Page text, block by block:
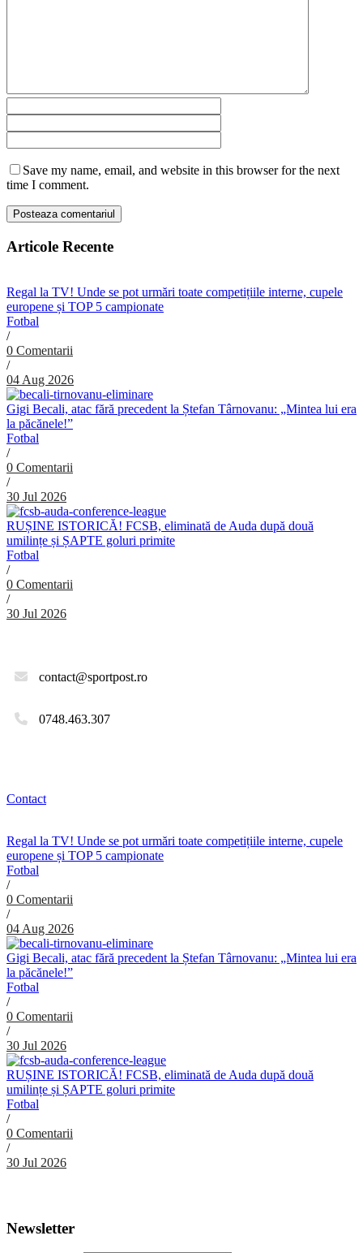
Save my name, email, and website in this browser for the next
time I comment.
Articole Recente
Regal la TV! Unde se pot urmări toate competițiile interne, cupele
europene și TOP 5 campionate
Fotbal
/
0 Comentarii
/
04 Aug 2026
Gigi Becali, atac fără precedent la Ștefan Târnovanu: „Mintea lui era
la păcănele!”
Fotbal
/
0 Comentarii
/
30 Jul 2026
RUȘINE ISTORICĂ! FCSB, eliminată de Auda după două
umilințe și ȘAPTE goluri primite
Fotbal
/
0 Comentarii
/
30 Jul 2026
contact@sportpost.ro
0748.463.307
Contact
Regal la TV! Unde se pot urmări toate competițiile interne, cupele
europene și TOP 5 campionate
Fotbal
/
0 Comentarii
/
04 Aug 2026
Gigi Becali, atac fără precedent la Ștefan Târnovanu: „Mintea lui era
la păcănele!”
Fotbal
/
0 Comentarii
/
30 Jul 2026
RUȘINE ISTORICĂ! FCSB, eliminată de Auda după două
umilințe și ȘAPTE goluri primite
Fotbal
/
0 Comentarii
/
30 Jul 2026
Newsletter